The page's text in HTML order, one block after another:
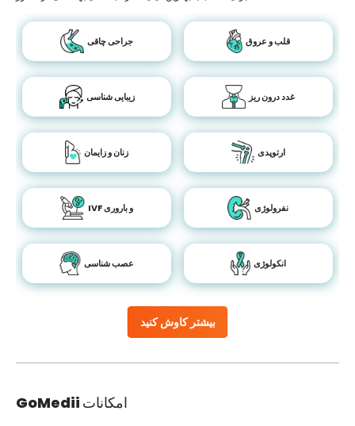
بیشتر کاوش کنید
جراحی چاقی قلب و عروق
زیبایی شناسی غدد درون ریز
زنان و زایمان ارتوپدی
IVF و باروری نفرولوژی
عصب شناسی انکولوژی
GoMedii امکانات